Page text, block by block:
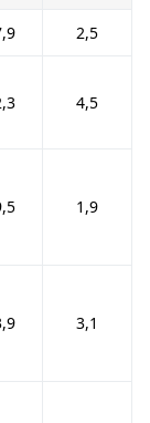
2,5
4,5
1,9
3,1